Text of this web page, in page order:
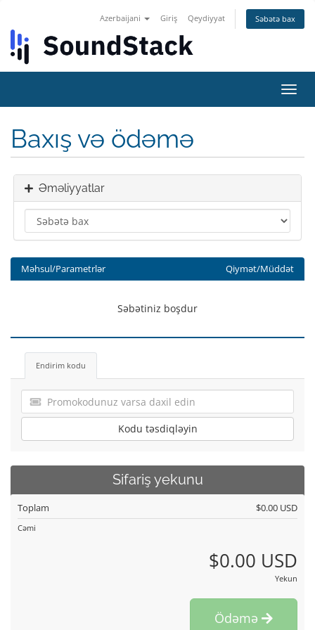
Azerbaijani Giriş Qeydiyyat Səbətə bax
keçid
Baxış və ödəmə
Əməliyyatlar
Məhsul/Parametrlər Qiymət/Müddət
Səbətiniz boşdur
Endirim kodu
Kodu təsdiqləyin
Sifariş yekunu
Toplam $0.00 USD
Cəmi
$0.00 USD
Yekun
Ödəmə